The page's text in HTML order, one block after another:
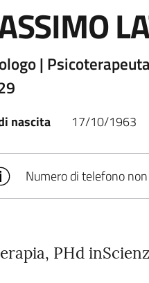
| Psicoterapeuta
nascita 17/10/1963
Numero di telefono
PHd